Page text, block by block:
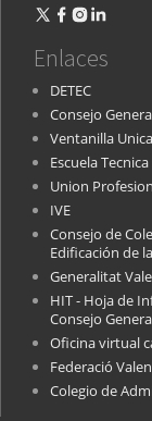
Enlaces
DETEC
Consejo
Ventanilla
Escuela
Union
IVE
Consejo de
Edificación de
Generalitat
HIT - Hoja de
Consejo
Oficina virtual
Federació
Colegio de